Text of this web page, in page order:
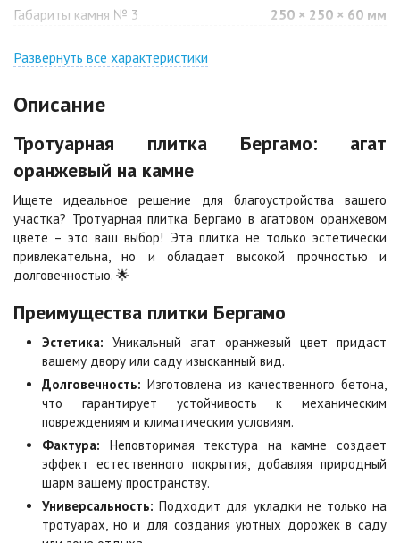
Цена по запросу
Цена по запросу Цена по запросу
Каир
Цена по запросу
Кармен
Цена по запросу
Клинкер
Коричневая
Цена по запросу
Красная
Цена по запросу
Листопад
Цена по запросу
Меланж
Цена по запросу
Мокко
Цена по запросу
Неаполь
Цена по запросу
Габариты камня № 3
250 × 250 × 60 мм
Развернуть все характеристики
Описание
Тротуарная плитка Бергамо: агат
оранжевый на камне
Ищете идеальное решение для благоустройства вашего
участка? Тротуарная плитка Бергамо в агатовом оранжевом
цвете – это ваш выбор! Эта плитка не только эстетически
привлекательна, но и обладает высокой прочностью и
долговечностью. 🌟
Преимущества плитки Бергамо
Эстетика: Уникальный агат оранжевый цвет придаст
вашему двору или саду изысканный вид.
Долговечность: Изготовлена из качественного бетона,
что гарантирует устойчивость к механическим
повреждениям и климатическим условиям.
Фактура: Неповторимая текстура на камне создает
эффект естественного покрытия, добавляя природный
шарм вашему пространству.
Универсальность: Подходит для укладки не только на
тротуарах, но и для создания уютных дорожек в саду